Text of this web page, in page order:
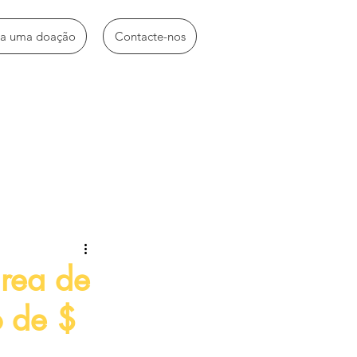
uma doação Contacte-nos
de
de $